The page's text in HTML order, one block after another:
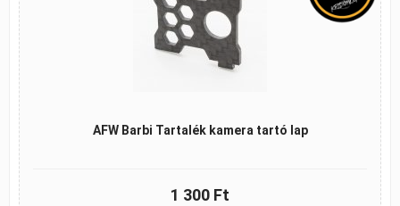
AFW Barbi Tartalék kamera tartó lap
1 300 Ft